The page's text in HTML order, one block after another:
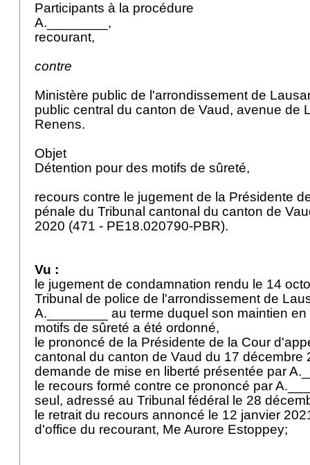
Participants à la procédure
A.________,
recourant,
contre
Ministère public de l'arrondissement de
public central du canton de Vaud, avenue de
Renens.
Objet
Détention pour des motifs de sûreté,
recours contre le jugement de la Présidente
pénale du Tribunal cantonal du canton de
2020 (471 - PE18.020790-PBR).
Vu :
le jugement de condamnation rendu le 14
Tribunal de police de l'arrondissement de
A.________ au terme duquel son maintien
motifs de sûreté a été ordonné,
le prononcé de la Présidente de la Cour
cantonal du canton de Vaud du 17 décembre
demande de mise en liberté présentée par
le recours formé contre ce prononcé par
seul, adressé au Tribunal fédéral le 28
le retrait du recours annoncé le 12 janvier
d'office du recourant, Me Aurore Estoppey;